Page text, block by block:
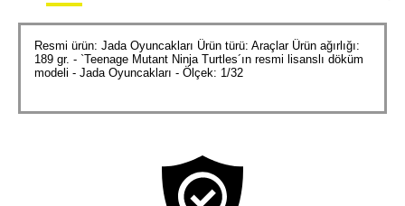
Resmi ürün: Jada Oyuncakları Ürün türü: Araçlar Ürün ağırlığı:
189 gr. - `Teenage Mutant Ninja Turtles´ın resmi lisanslı döküm
modeli - Jada Oyuncakları - Ölçek: 1/32